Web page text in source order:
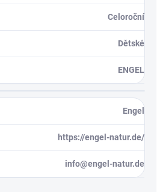
Celoroční
Dětské
ENGEL
Engel
https://engel-natur.de/
info@engel-natur.de